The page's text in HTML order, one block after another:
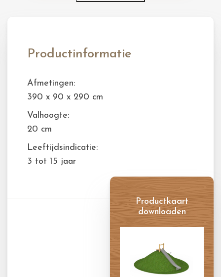
Productinformatie
Afmetingen:
390 x 90 x 290 cm
Valhoogte:
20 cm
Leeftijdsindicatie:
3 tot 15 jaar
Productkaart
downloaden